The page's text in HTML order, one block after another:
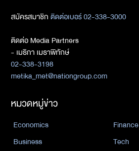
สมัครสมาชิกติดต่อเบอร์ 02-338-3000
ติดต่อ Media Partners
- เมธิกา เมธาพิทักษ์
02-338-3198
metika_met@nationgroup.com
หมวดหมู่ข่าว
Economics
Finance
Business
Tech